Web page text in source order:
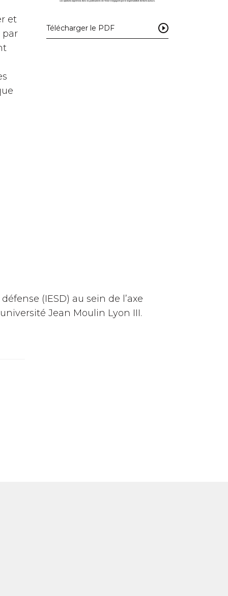
et
par
Télécharger le PDF
(IESD) au sein de l’axe
Jean Moulin Lyon III.